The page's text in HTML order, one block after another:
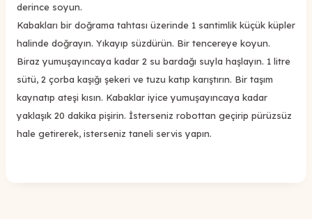
derince soyun.
Kabakları bir doğrama tahtası üzerinde 1 santimlik küçük küpler
halinde doğrayın. Yıkayıp süzdürün. Bir tencereye koyun.
Biraz yumuşayıncaya kadar 2 su bardağı suyla haşlayın. 1 litre
sütü, 2 çorba kaşığı şekeri ve tuzu katıp karıştırın. Bir taşım
kaynatıp ateşi kısın. Kabaklar iyice yumuşayıncaya kadar
yaklaşık 20 dakika pişirin. İsterseniz robottan geçirip pürüzsüz
hale getirerek, isterseniz taneli servis yapın.